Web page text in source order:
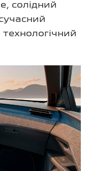
солідний